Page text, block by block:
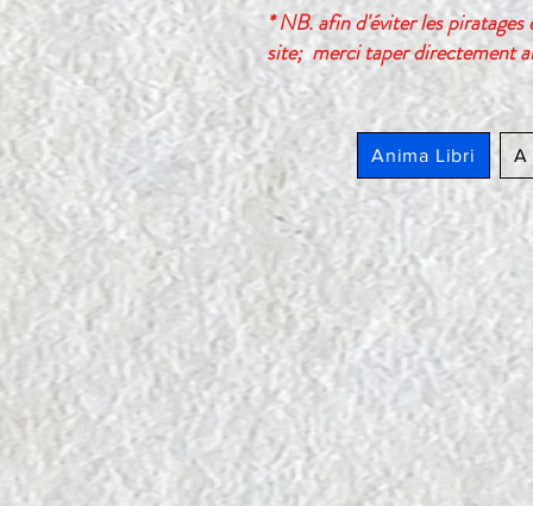
* NB. afin d'éviter les
site; merci taper directement
Anima Libri A